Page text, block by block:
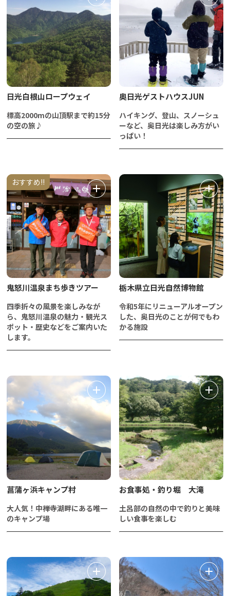
日光白根山ロープウェイ
標高2000mの山頂駅まで約15分
の空の旅♪
奥日光ゲストハウスJUN
ハイキング、登山、スノーシュ
ーなど、奥日光は楽しみ方がい
っぱい！
おすすめ!!
鬼怒川温泉まち歩きツアー
四季折々の風景を楽しみなが
ら、鬼怒川温泉の魅力・観光ス
ポット・歴史などをご案内いた
します。
栃木県立日光自然博物館
令和5年にリニューアルオープン
した、奥日光のことが何でもわ
かる施設
菖蒲ヶ浜キャンプ村
大人気！中禅寺湖畔にある唯一
のキャンプ場
​お食事処・釣り堀 大滝
土呂部の自然の中で釣りと美味
しい食事を楽しむ